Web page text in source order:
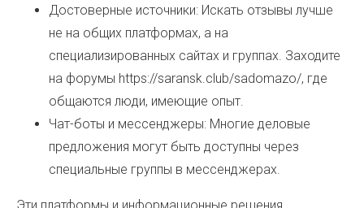
Достоверные источники: Искать отзывы лучше
не на общих платформах, а на
специализированных сайтах и группах. Заходите
на форумы https://saransk.club/sadomazo/, где
общаются люди, имеющие опыт.
Чат-боты и мессенджеры: Многие деловые
предложения могут быть доступны через
специальные группы в мессенджерах.